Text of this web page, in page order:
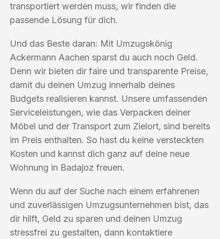
transportiert werden muss, wir finden die
passende Lösung für dich.
Und das Beste daran: Mit Umzugskönig
Ackermann Aachen sparst du auch noch Geld.
Denn wir bieten dir faire und transparente Preise,
damit du deinen Umzug innerhalb deines
Budgets realisieren kannst. Unsere umfassenden
Serviceleistungen, wie das Verpacken deiner
Möbel und der Transport zum Zielort, sind bereits
im Preis enthalten. So hast du keine versteckten
Kosten und kannst dich ganz auf deine neue
Wohnung in Badajoz freuen.
Wenn du auf der Suche nach einem erfahrenen
und zuverlässigen Umzugsunternehmen bist, das
dir hilft, Geld zu sparen und deinen Umzug
stressfrei zu gestalten, dann kontaktiere